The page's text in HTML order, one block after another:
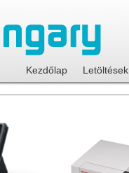
Kezdőlap Letöltések